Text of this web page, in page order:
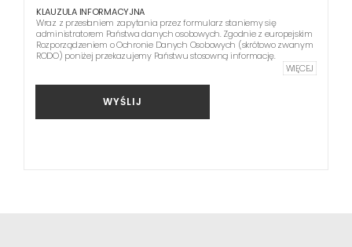
KLAUZULA INFORMACYJNA
Wraz z przesłaniem zapytania przez formularz staniemy się
administratorem Państwa danych osobowych. Zgodnie z europejskim
Rozporządzeniem o Ochronie Danych Osobowych (skrótowo zwanym
RODO) poniżej przekazujemy Państwu stosowną informację.
WIĘCEJ
WYŚLIJ